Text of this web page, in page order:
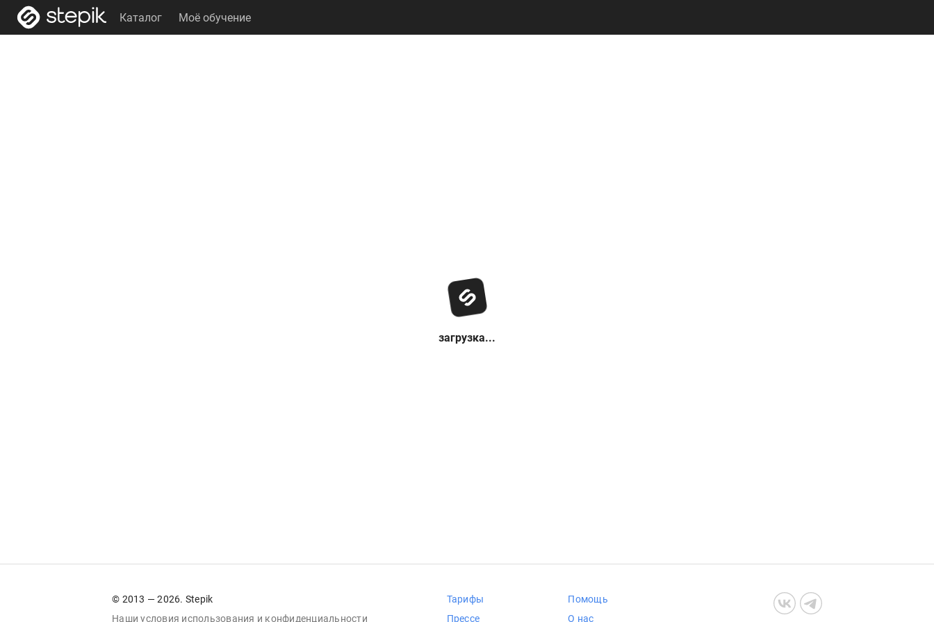
Каталог Моё обучение
загрузка...
© 2013 — 2026. Stepik
Наши условия использования и конфиденциальности
Тарифы
Прессе
Помощь
О нас